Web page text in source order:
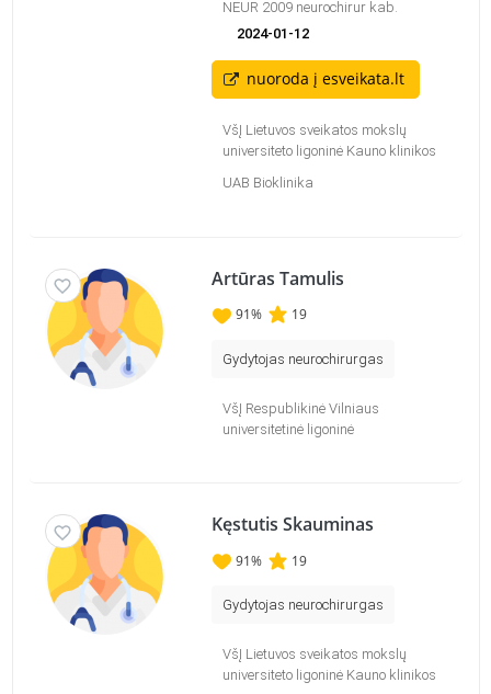
NEUR 2009 neurochirur kab.
2024-01-12
nuoroda į esveikata.lt
VšĮ Lietuvos sveikatos mokslų
universiteto ligoninė Kauno klinikos
UAB Bioklinika
Artūras Tamulis
91% 19
Gydytojas neurochirurgas
VšĮ Respublikinė Vilniaus
universitetinė ligoninė
Kęstutis Skauminas
91% 19
Gydytojas neurochirurgas
VšĮ Lietuvos sveikatos mokslų
universiteto ligoninė Kauno klinikos